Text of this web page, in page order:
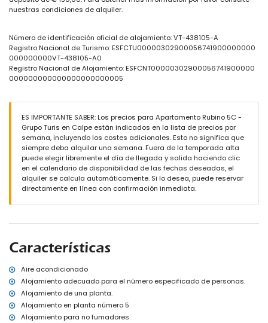
parcela cerrada
piscina infantil
ducha exterior
Más información
pueblo más cercano: Calpe (a menos de 200 metros del
aeropuerto más cercano: El Altet (Alicante) (a menos de 100
kilómetros del apartamento)
segundo aeropuerto más cercano: Manises (Valencia) (> 100
kilómetros)
transporte público cercano: autobús a menos de 50 metros
no se permite fumar
no se admiten mascotas
El edificio donde se ubica el alojamiento cuenta con ascensor.
internet (fibra óptica)
plancha y tabla de planchar
servicio de emergencia 24 horas
Instalaciones y servicios con cargo adicional
calefacción central
cama/cuna para niños (bajo demanda)
nuestras condiciones de alquiler.
Número de identificación oficial de alojamiento: VT-438105-A
Registro Nacional de Turismo: ESFCTU00000302900056741900000000
000000000VT-438105-A0
Registro Nacional de Alojamiento: ESFCNT00000302900056741900000
000000000000000000000005
ES IMPORTANTE SABER: Los precios para Apartamento Rubino 5C -
Grupo Turis en Calpe están indicados en la lista de precios por
semana, incluyendo los costes adicionales. Esto no significa que
siempre deba alquilar una semana. Fuera de la temporada alta
puede elegir libremente el día de llegada y salida haciendo clic
en el calendario de disponibilidad de las fechas deseadas, el
alquiler se calcula automáticamente. Si lo desea, puede reservar
directamente en línea con confirmación inmediata.
Características
Aire acondicionado
Alojamiento adecuado para el número especificado de personas.
Alojamiento de una planta.
Alojamiento en planta número 5
Alojamiento para no fumadores